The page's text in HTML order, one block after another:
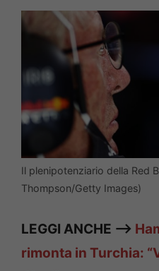
Il plenipotenziario della Red
Thompson/Getty Images)
LEGGI ANCHE —>
rimonta in Turchia: